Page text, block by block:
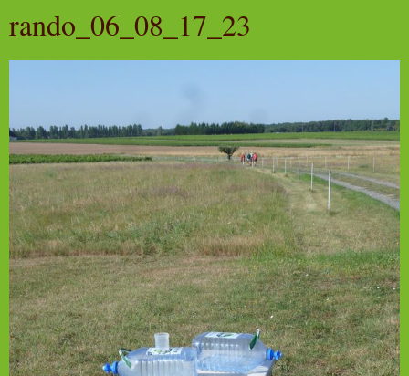
rando_06_08_17_23